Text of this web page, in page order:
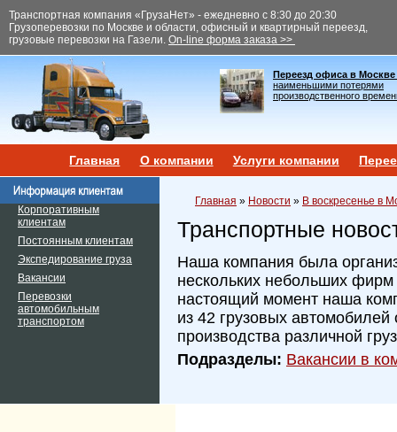
Транспортная компания «ГрузаНет» - ежедневно с 8:30 до 20:30
Грузоперевозки по Москве и области, офисный и квартирный переезд,
грузовые перевозки на Газели. On-line форма заказа >>
Переезд офиса в Москве
наименьшими потерями
производственного
Главная О компании Услуги компании
Корпоративным
клиентам
Постоянным клиентам
Экспедирование груза
Вакансии
Перевозки
автомобильным
транспортом
Главная » Новости » В воскресенье в
Транспортные
Наша компания была
нескольких небольших фирм
настоящий момент наша
из 42 грузовых автомобилей
производства различной
Подразделы: Вакансии в